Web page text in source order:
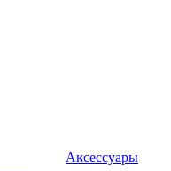
Аксессуары